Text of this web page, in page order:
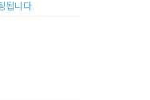
됩니다.